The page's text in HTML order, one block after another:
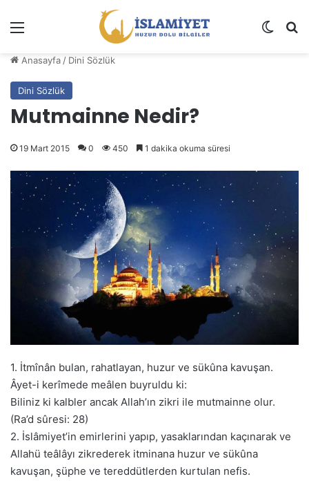
Dış
Anasayfa / Dini Sözlük
Dini Sözlük
Mutmainne Nedir?
19 Mart 2015 0 450 1 dakika okuma süresi
1. İtmînân bulan, rahatlayan, huzur ve sükûna kavuşan.
Âyet-i kerîmede meâlen buyruldu ki:
Biliniz ki kalbler ancak Allah’ın zikri ile mutmainne olur.
(Ra’d sûresi: 28)
2. İslâmiyet’in emirlerini yapıp, yasaklarından kaçınarak ve
Allahü teâlâyı zikrederek itminana huzur ve sükûna
kavuşan, şüphe ve tereddütlerden kurtulan nefis.